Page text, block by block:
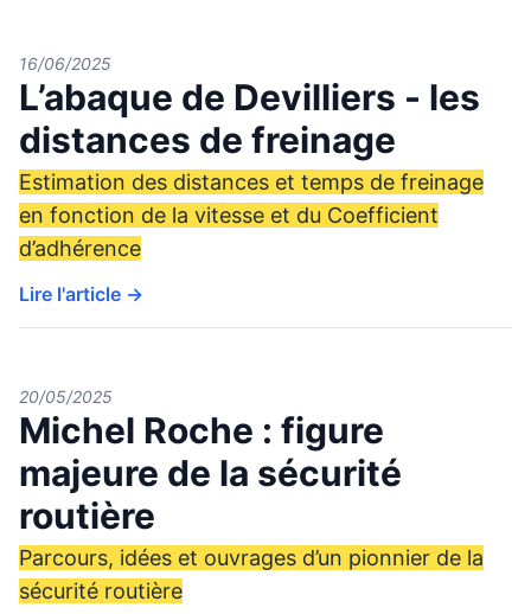
L’abaque de Devilliers - les
distances de freinage
16/06/2025
Estimation des distances et temps de freinage
en fonction de la vitesse et du Coefficient
d’adhérence
Lire l'article →
Michel Roche : figure
majeure de la sécurité
routière
20/05/2025
Parcours, idées et ouvrages d’un pionnier de la
sécurité routière